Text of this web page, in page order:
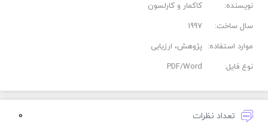
نویسنده:
کاکمار و کارلسون
سال ساخت:
1997
موارد استفاده: پژوهش، ارزیابی
نوع فایل:
PDF/Word
تعداد نظرات 0